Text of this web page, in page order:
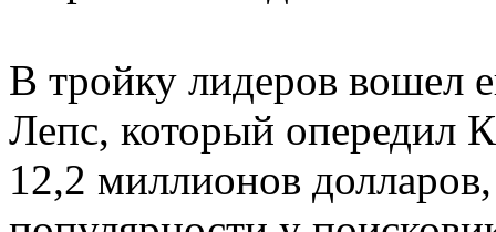
В тройку лидеров вошел
Лепс, который опередил
12,2 миллионов